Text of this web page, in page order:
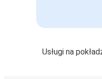
Usługi na